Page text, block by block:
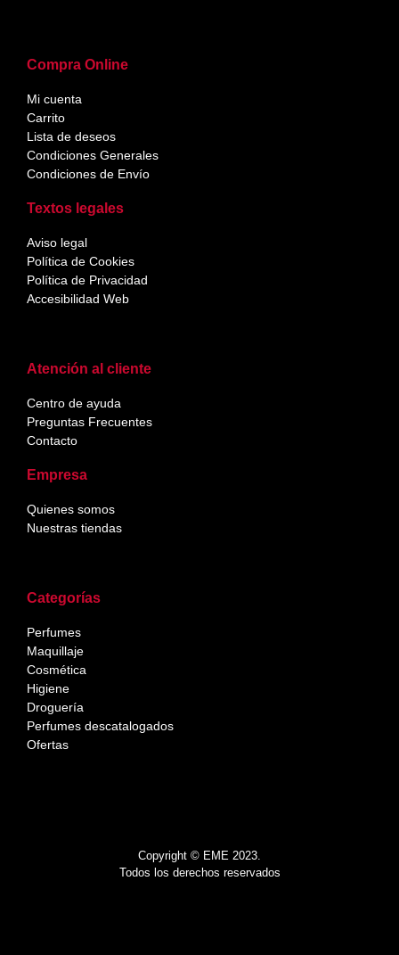
Copyright © EME 2023.
Todos los derechos reservados
Categorías
Perfumes
Maquillaje
Cosmética
Higiene
Droguería
Perfumes descatalogados
Ofertas
Atención al cliente
Centro de ayuda
Preguntas Frecuentes
Contacto
Empresa
Quienes somos
Nuestras tiendas
Compra Online
Mi cuenta
Carrito
Lista de deseos
Condiciones Generales
Condiciones de Envío
Textos legales
Aviso legal
Política de Cookies
Política de Privacidad
Accesibilidad Web